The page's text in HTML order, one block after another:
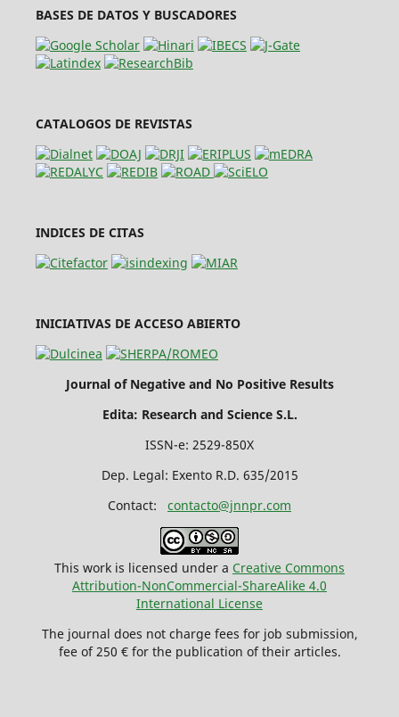
BASES DE DATOS Y BUSCADORES
CATALOGOS DE REVISTAS
INDICES DE CITAS
INICIATIVAS DE ACCESO ABIERTO
Journal of Negative and No Positive Results
Edita: Research and Science S.L.
ISSN-e: 2529-850X
Dep. Legal: Exento R.D. 635/2015
Contact: contacto@jnnpr.com
This work is licensed under a Creative Commons
Attribution-NonCommercial-ShareAlike 4.0
International License
The journal does not charge fees for job submission,
fee of 250 € for the publication of their articles.